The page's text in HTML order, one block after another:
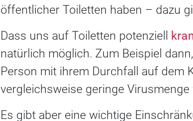
öffentlicher Toiletten haben – dazu
Dass uns auf Toiletten potenziell
natürlich möglich. Zum Beispiel
Person mit ihrem Durchfall auf dem
vergleichsweise geringe
Es gibt aber eine wichtige